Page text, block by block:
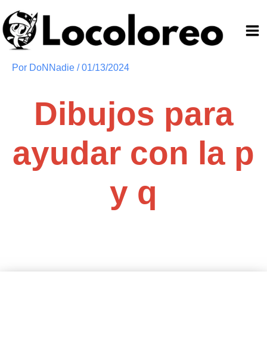
al
contenido
Por DoNNadie /01/13/2024
Dibujos para
ayudar con la p
y q